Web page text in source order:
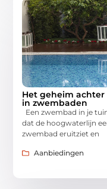
Het geheim
in zwembaden
Een zwembad in je
dat de hoogwaterlijn
zwembad eruitziet en
Aanbiedingen